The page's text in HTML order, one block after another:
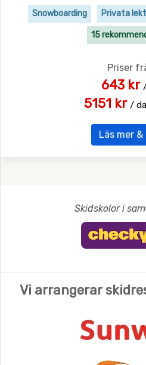
Snowboarding Privata
15
Priser
643 kr
5151 kr /
Läs mer &
Skidskolor i
Vi arrangerar